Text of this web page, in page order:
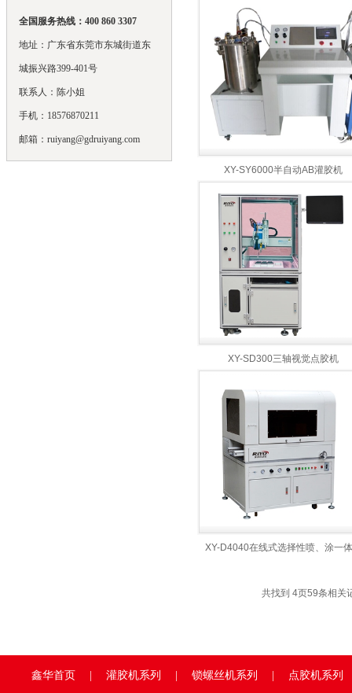
全国服务热线：400 860 3307
地址：广东省东莞市东城街道东
城振兴路399-401号
联系人：陈小姐
手机：18576870211
邮箱：ruiyang@gdruiyang.com
XY-SY6000半自动AB灌胶机
XY-SD300三轴视觉点胶机
XY-D4040在线式选择性喷、涂一
共找到 4页59条相关
鑫华首页 灌胶机系列 锁螺丝机系列 点胶机系列